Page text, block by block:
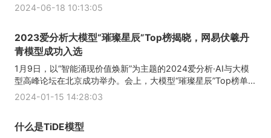
2024-06-18 10:13:05
2023爱分析大模型“璀璨星辰”Top榜揭晓，网易伏羲丹
青模型成功入选
1月9日，以“智能涌现价值焕新”为主题的2024爱分析·AI与大模
型高峰论坛在北京成功举办。会上，大模型“璀璨星辰”Top榜单...
2024-01-15 14:28:03
什么是TiDE模型